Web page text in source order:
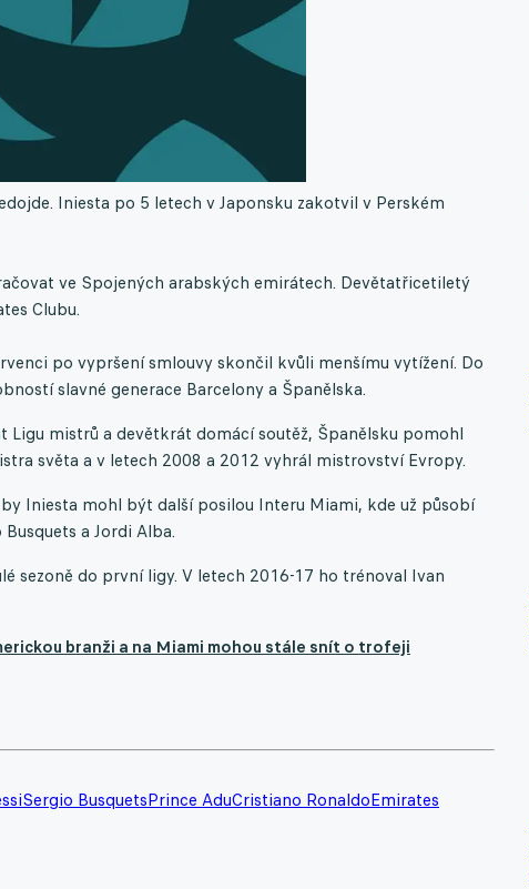
Iniesta po 5 letech v Japonsku zakotvil v Perském
ve Spojených arabských emirátech. Devětatřicetiletý
Clubu.
po vypršení smlouvy skončil kvůli menšímu vytížení. Do
slavné generace Barcelony a Španělska.
mistrů a devětkrát domácí soutěž, Španělsku pomohl
světa a v letech 2008 a 2012 vyhrál mistrovství Evropy.
Iniesta mohl být další posilou Interu Miami, kde už působí
a Jordi Alba.
sezoně do první ligy. V letech 2016-17 ho trénoval Ivan
branži a na Miami mohou stále snít o trofeji
Sergio BusquetsPrince AduCristiano RonaldoEmirates